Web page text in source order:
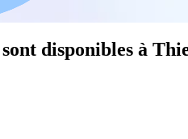
disponibles à